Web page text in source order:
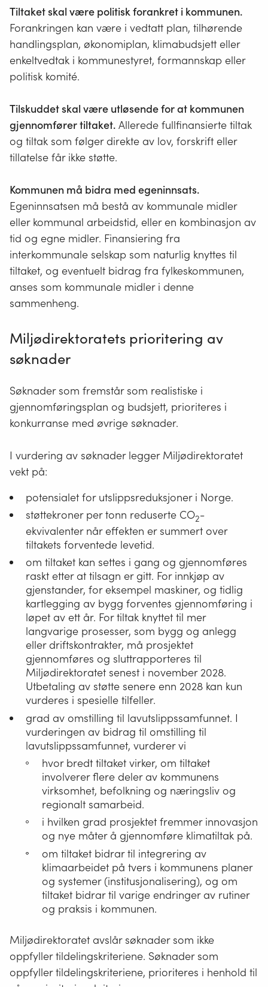
Tiltaket skal være politisk forankret i kommunen.
Forankringen kan være i vedtatt plan, tilhørende
handlingsplan, økonomiplan, klimabudsjett eller
enkeltvedtak i kommunestyret, formannskap eller
politisk komité.
Tilskuddet skal være utløsende for at kommunen
gjennomfører tiltaket. Allerede fullfinansierte tiltak
og tiltak som følger direkte av lov, forskrift eller
tillatelse får ikke støtte.
Kommunen må bidra med egeninnsats.
Egeninnsatsen må bestå av kommunale midler
eller kommunal arbeidstid, eller en kombinasjon av
tid og egne midler. Finansiering fra
interkommunale selskap som naturlig knyttes til
tiltaket, og eventuelt bidrag fra fylkeskommunen,
anses som kommunale midler i denne
sammenheng.
Miljødirektoratets prioritering av
søknader
Søknader som fremstår som realistiske i
gjennomføringsplan og budsjett, prioriteres i
konkurranse med øvrige søknader.
I vurdering av søknader legger Miljødirektoratet
vekt på:
potensialet for utslippsreduksjoner i Norge.
støttekroner per tonn reduserte CO2-
ekvivalenter når effekten er summert over
tiltakets forventede levetid.
om tiltaket kan settes i gang og gjennomføres
raskt etter at tilsagn er gitt. For innkjøp av
gjenstander, for eksempel maskiner, og tidlig
kartlegging av bygg forventes gjennomføring i
løpet av ett år. For tiltak knyttet til mer
langvarige prosesser, som bygg og anlegg
eller driftskontrakter, må prosjektet
gjennomføres og sluttrapporteres til
Miljødirektoratet senest i november 2028.
Utbetaling av støtte senere enn 2028 kan kun
vurderes i spesielle tilfeller.
grad av omstilling til lavutslippssamfunnet. I
vurderingen av bidrag til omstilling til
lavutslippssamfunnet, vurderer vi
hvor bredt tiltaket virker, om tiltaket
involverer flere deler av kommunens
virksomhet, befolkning og næringsliv og
regionalt samarbeid.
i hvilken grad prosjektet fremmer innovasjon
og nye måter å gjennomføre klimatiltak på.
om tiltaket bidrar til integrering av
klimaarbeidet på tvers i kommunens planer
og systemer (institusjonalisering), og om
tiltaket bidrar til varige endringer av rutiner
og praksis i kommunen.
Miljødirektoratet avslår søknader som ikke
oppfyller tildelingskriteriene. Søknader som
oppfyller tildelingskriteriene, prioriteres i henhold til